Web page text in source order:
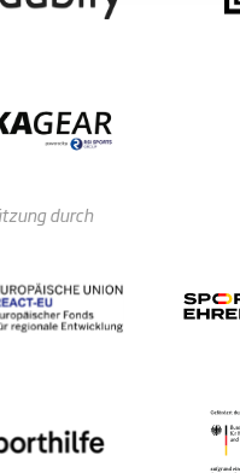
durch